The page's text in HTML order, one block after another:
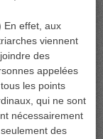
En effet, aux
viennent
des
appelées
les points
qui ne sont
nécessairement
des